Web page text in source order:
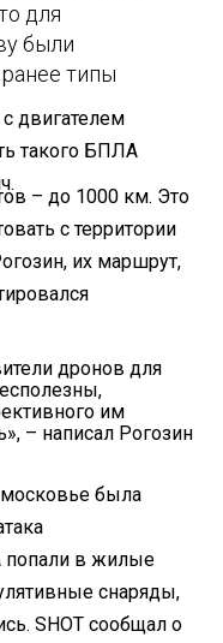
для
были
типы
двигателем
такого БПЛА
– до 1000 км. Это
с территории
их маршрут,
дронов для
им
– написал Рогозин
была
попали в жилые
снаряды,
SHOT cообщал о